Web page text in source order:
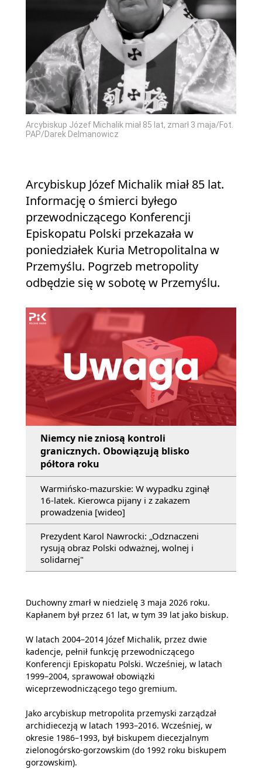
Arcybiskup Józef Michalik miał 85 lat, zmarł 3 maja/Fot.
PAP/Darek Delmanowicz
Arcybiskup Józef Michalik miał 85 lat.
Informację o śmierci byłego
przewodniczącego Konferencji
Episkopatu Polski przekazała w
poniedziałek Kuria Metropolitalna w
Przemyślu. Pogrzeb metropolity
odbędzie się w sobotę w Przemyślu.
Niemcy nie zniosą kontroli
granicznych. Obowiązują blisko
półtora roku
Warmińsko-mazurskie: W wypadku zginął
16-latek. Kierowca pijany i z zakazem
prowadzenia [wideo]
Prezydent Karol Nawrocki: „Odznaczeni
rysują obraz Polski odważnej, wolnej i
solidarnej"
Duchowny zmarł w niedzielę 3 maja 2026 roku.
Kapłanem był przez 61 lat, w tym 39 lat jako biskup.
W latach 2004–2014 Józef Michalik, przez dwie
kadencje, pełnił funkcję przewodniczącego
Konferencji Episkopatu Polski. Wcześniej, w latach
1999–2004, sprawował obowiązki
wiceprzewodniczącego tego gremium.
Jako arcybiskup metropolita przemyski zarządzał
archidiecezją w latach 1993–2016. Wcześniej, w
okresie 1986–1993, był biskupem diecezjalnym
zielonogórsko-gorzowskim (do 1992 roku biskupem
gorzowskim).